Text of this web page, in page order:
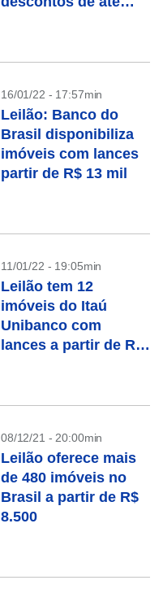
16/01/22 - 17:57min
Leilão: Banco do
Brasil disponibiliza
imóveis com lances
partir de R$ 13 mil
11/01/22 - 19:05min
Leilão tem 12
imóveis do Itaú
Unibanco com
lances a partir de R$
08/12/21 - 20:00min
Leilão oferece mais
de 480 imóveis no
Brasil a partir de R$
8.500